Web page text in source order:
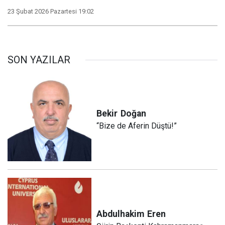
23 Şubat 2026 Pazartesi 19:02
SON YAZILAR
Bekir Doğan
“Bize de Aferin Düştü!”
Abdulhakim Eren